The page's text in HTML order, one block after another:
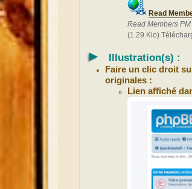
Read
Read Members
(1.29 Kio)
► Illustration(s) :
Faire un clic droit
originales :
Lien affiché